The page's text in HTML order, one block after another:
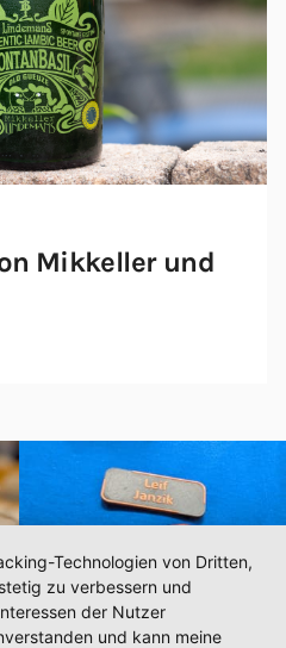
Mikkeller und
Technologien von Dritten,
zu verbessern und
der Nutzer
und kann meine